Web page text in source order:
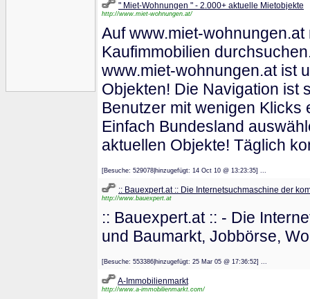
" Miet-Wohnungen " - 2.000+ aktuelle Mietobjekte
http://www.miet-wohnungen.at/
Auf www.miet-
Kaufimmobilien
www.miet-wohnungen.at ist
Objekten! Die Navigation ist
Benutzer mit wenigen Klicks
Einfach Bundesland
aktuellen Objekte! Täglich
[Besuche: 529078|hinzugefügt: 14 Oct 10 @ 13:23:35] ...
:: Bauexpert.at :: Die Internetsuchmaschine der
http://www.bauexpert.at
:: Bauexpert.at :: - Die
und Baumarkt, Jobbörse,
[Besuche: 553386|hinzugefügt: 25 Mar 05 @ 17:36:52] ...
A-Immobilienmarkt
http://www.a-immobilienmarkt.com/